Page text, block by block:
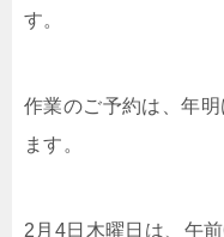
す。
作業のご予約は、年
ます。
2月4日木曜日は、午